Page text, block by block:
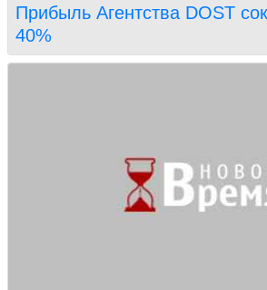
Прибыль Агентства DOST
40%